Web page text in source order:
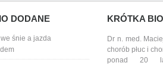
DODANE
śnie a jazda
KRÓTKA
Dr n. med.
chorób płuc i
ponad 20